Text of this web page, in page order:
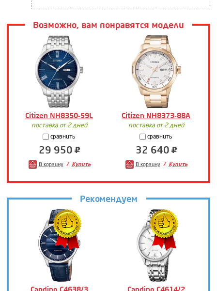
Возможно, вам понравятся модели
Citizen NH8350-59L Citizen NH8373-88A
поставка от 2 дней
сравнить
29 950
В корзину Купить
поставка от 2 дней
сравнить
32 640
В корзину Купить
Рекомендуем